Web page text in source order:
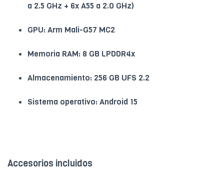
a 2.5 GHz + 6x A55 a 2.0 GHz)
GPU: Arm Mali-G57 MC2
Memoria RAM: 8 GB LPDDR4x
Almacenamiento: 256 GB UFS 2.2
Sistema operativo: Android 15
Accesorios incluidos